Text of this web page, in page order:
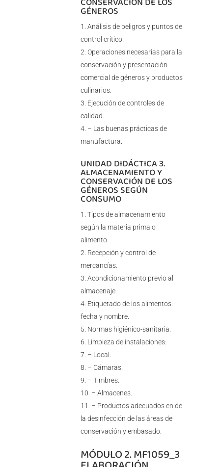
GÉNEROS
Análisis de peligros y puntos de
control crítico.
Operaciones necesarias para la
conservación y presentación
comercial de géneros y productos
culinarios.
Ejecución de controles de
calidad:
– Las buenas prácticas de
manufactura.
UNIDAD DIDÁCTICA 3.
ALMACENAMIENTO Y
CONSERVACIÓN DE LOS
GÉNEROS SEGÚN
CONSUMO
Tipos de almacenamiento
según la materia prima o
alimento.
Recepción y control de
mercancías.
Acondicionamiento previo al
almacenaje.
Etiquetado de los alimentos:
fecha y nombre.
Normas higiénico-sanitaria.
Limpieza de instalaciones:
– Local.
– Cámaras.
– Timbres.
– Almacenes.
– Productos adecuados en de
la desinfección de las áreas de
conservación y embasado.
MÓDULO 2. MF1059_3